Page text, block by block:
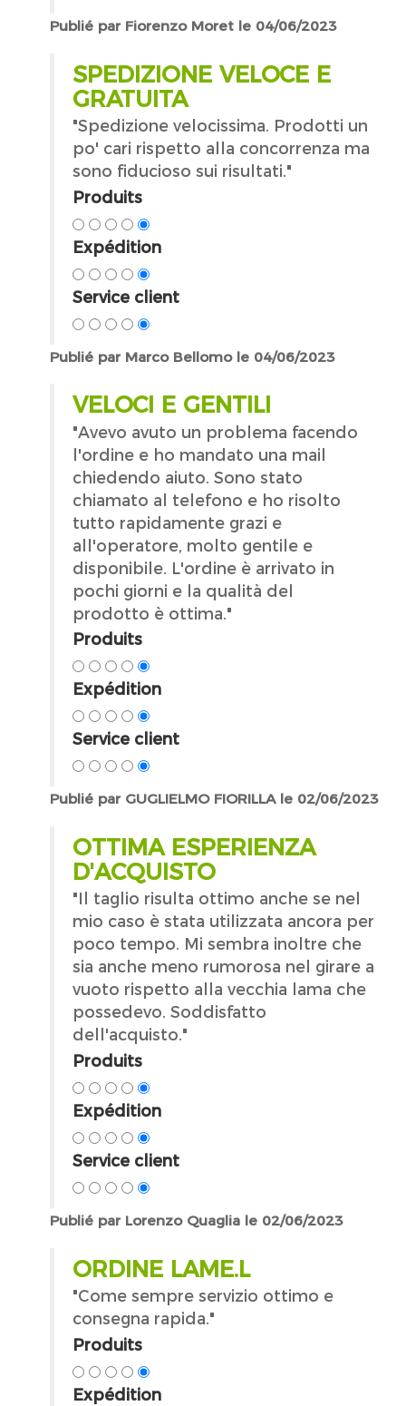
Publié par Fiorenzo Moret le 04/06/2023
SPEDIZIONE VELOCE E
GRATUITA
"Spedizione velocissima. Prodotti un
po' cari rispetto alla concorrenza ma
sono fiducioso sui risultati."
Produits
Expédition
Service client
Publié par Marco Bellomo le 04/06/2023
VELOCI E GENTILI
"Avevo avuto un problema facendo
l'ordine e ho mandato una mail
chiedendo aiuto. Sono stato
chiamato al telefono e ho risolto
tutto rapidamente grazi e
all'operatore, molto gentile e
disponibile. L'ordine è arrivato in
pochi giorni e la qualità del
prodotto è ottima."
Produits
Expédition
Service client
Publié par GUGLIELMO FIORILLA le 02/06/2023
OTTIMA ESPERIENZA
D'ACQUISTO
"Il taglio risulta ottimo anche se nel
mio caso è stata utilizzata ancora per
poco tempo. Mi sembra inoltre che
sia anche meno rumorosa nel girare a
vuoto rispetto alla vecchia lama che
possedevo. Soddisfatto
dell'acquisto."
Produits
Expédition
Service client
Publié par Lorenzo Quaglia le 02/06/2023
ORDINE LAME.L
"Come sempre servizio ottimo e
consegna rapida."
Produits
Expédition